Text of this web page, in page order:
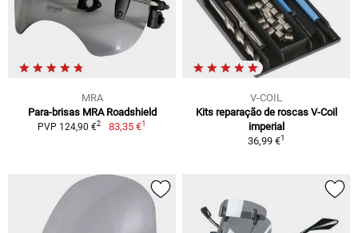
MRA
Para-brisas MRA Roadshield
PVP 124,90 €2 83,35 €1
V-COIL
Kits reparação de roscas V-Coil
imperial
36,99 €1